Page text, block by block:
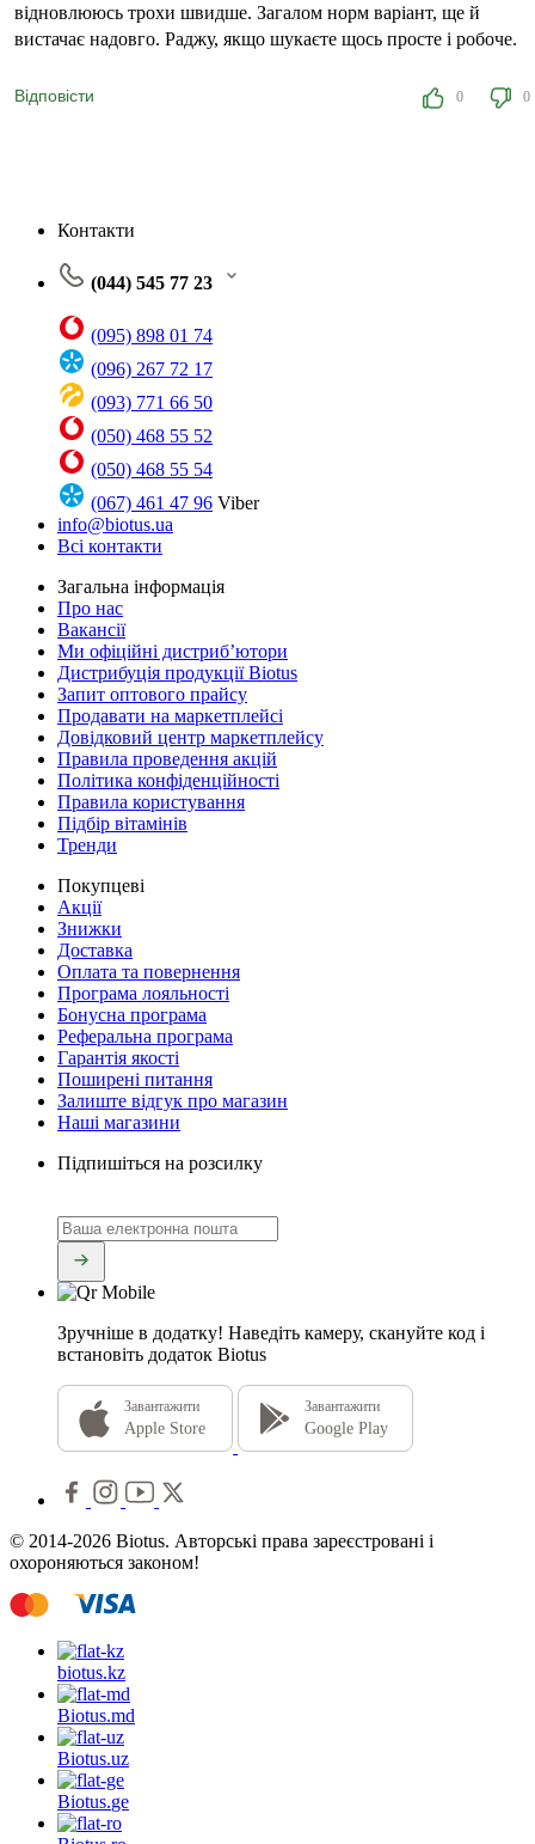
відновлююсь трохи швидше. Загалом норм варіант, ще й
вистачає надовго. Раджу, якщо шукаєте щось просте і робоче.
Відповісти 0 0
Контакти
(044) 545 77 23
(095) 898 01 74
(096) 267 72 17
(093) 771 66 50
(050) 468 55 52
(050) 468 55 54
(067) 461 47 96 Viber
info@biotus.ua
Всі контакти
Загальна інформація
Про нас
Вакансії
Ми офіційні дистриб’ютори
Дистрибуція продукції Biotus
Запит оптового прайсу
Продавати на маркетплейсі
Довідковий центр маркетплейсу
Правила проведення акцій
Політика конфіденційності
Правила користування
Підбір вітамінів
Тренди
Покупцеві
Акції
Знижки
Доставка
Оплата та повернення
Програма лояльності
Бонусна програма
Реферальна програма
Гарантія якості
Поширені питання
Залиште відгук про магазин
Наші магазини
Підпишіться на розсилку
Зручніше в додатку! Наведіть камеру, скануйте код і
встановіть додаток Biotus
Завантажити
Apple Store
Завантажити
Google Play
© 2014-2026 Biotus. Авторські права зареєстровані і
охороняються законом!
biotus.kz
Biotus.md
Biotus.uz
Biotus.ge